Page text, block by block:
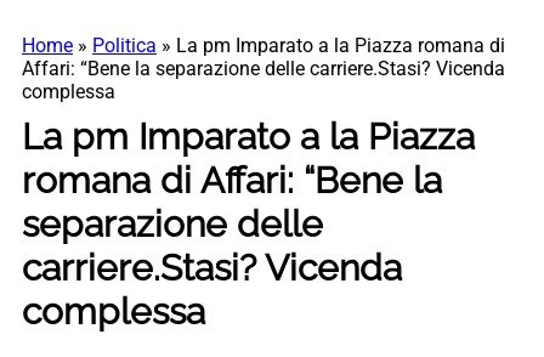
Home » Politica » La pm Imparato a la Piazza romana di
Affari: “Bene la separazione delle carriere.Stasi? Vicenda
complessa
La pm Imparato a la Piazza
romana di Affari: “Bene la
separazione delle
carriere.Stasi? Vicenda
complessa